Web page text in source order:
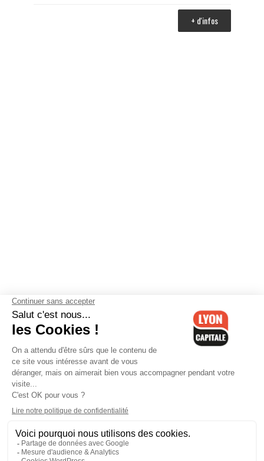
+ d'infos
Contactez-nous-Mentions légales-CGV-Politique de
confidentialité-Gestion des cookies